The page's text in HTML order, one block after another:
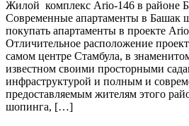
Жилой комплекс Ario-146 в районе
Современные апартаменты в Башак
покупать апартаменты в проекте
Отличительное расположение
самом центре Стамбула, в
известном своими просторными
инфраструктурой и полным и
предоставляемым жителям этого
шопинга, […]